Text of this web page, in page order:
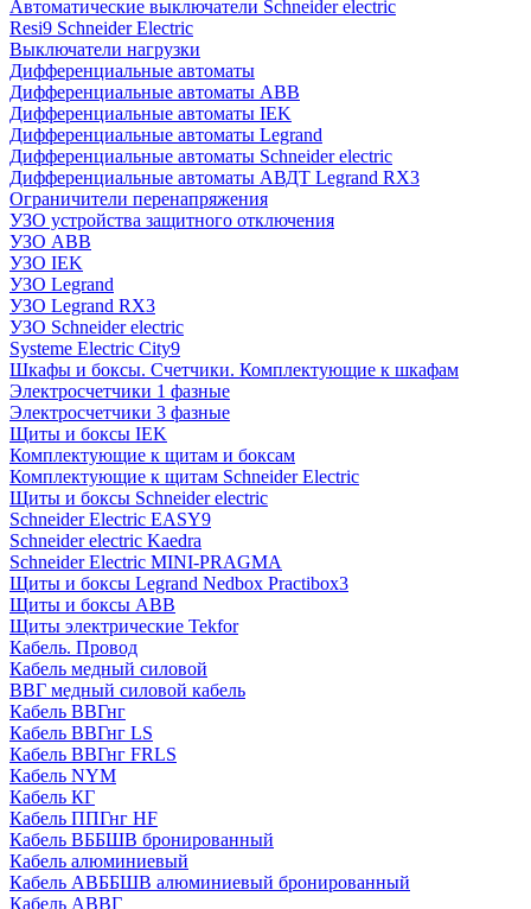
Автоматические выключатели Schneider electric
Resi9 Schneider Electric
Выключатели нагрузки
Дифференциальные автоматы
Дифференциальные автоматы ABB
Дифференциальные автоматы IEK
Дифференциальные автоматы Legrand
Дифференциальные автоматы Schneider electric
Дифференциальные автоматы АВДТ Legrand RX3
Ограничители перенапряжения
УЗО устройства защитного отключения
УЗО ABB
УЗО IEK
УЗО Legrand
УЗО Legrand RX3
УЗО Schneider electric
Systeme Electric City9
Шкафы и боксы. Счетчики. Комплектующие к шкафам
Электросчетчики 1 фазные
Электросчетчики 3 фазные
Щиты и боксы IEK
Комплектующие к щитам и боксам
Комплектующие к щитам Schneider Electric
Щиты и боксы Schneider electric
Schneider Electric EASY9
Schneider electric Kaedra
Schneider Electric MINI-PRAGMA
Щиты и боксы Legrand Nedbox Practibox3
Щиты и боксы ABB
Щиты электрические Tekfor
Кабель. Провод
Кабель медный силовой
ВВГ медный силовой кабель
Кабель ВВГнг
Кабель ВВГнг LS
Кабель ВВГнг FRLS
Кабель NYM
Кабель КГ
Кабель ППГнг HF
Кабель ВББШВ бронированный
Кабель алюминиевый
Кабель АВББШВ алюминиевый бронированный
Кабель АВВГ